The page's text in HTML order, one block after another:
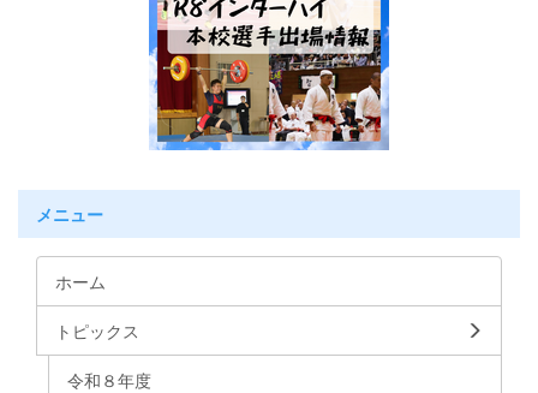
メニュー
ホーム
トピックス
令和８年度